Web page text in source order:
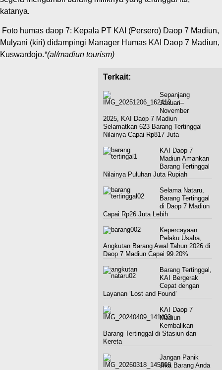
katanya.
Foto humas daop 7: Kepala PT KAI (Persero) Daop 7 Madiun,
Mulyani (kiri) didampingi Manager Humas KAI Daop 7 Madiun,
Kuswardojo.*(al/madiun tourism)
Terkait:
Sepanjang
Januari–
November
2025, KAI Daop 7 Madiun
Selamatkan 623 Barang Tertinggal
Nilainya Capai Rp817 Juta
KAI Daop 7
Madiun Amankan
Barang Tertinggal
Nilainya Puluhan Juta Rupiah
Selama Nataru,
Barang Tertinggal
di Daop 7 Madiun
Capai Rp26 Juta Lebih
Kepercayaan
Pelaku Usaha,
Angkutan Barang Awal Tahun 2026 di
Daop 7 Madiun Capai 99.20%
Barang Tertinggal,
KAI Bergerak
Cepat dengan
Layanan ‘Lost and Found’
KAI Daop 7
Madiun
Kembalikan
Barang Tertinggal di Stasiun dan
Kereta
Jangan Panik
Jika Barang Anda